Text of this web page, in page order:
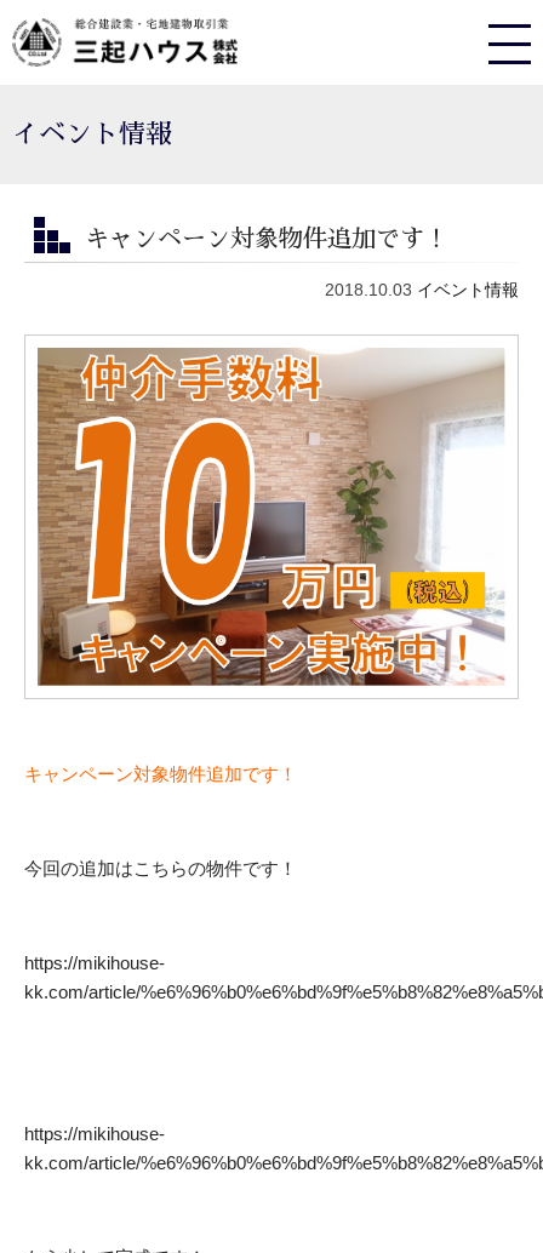
イベント情報
キャンペーン対象物件追加です！
2018.10.03 イベント情報
キャンペーン対象物件追加です！
今回の追加はこちらの物件です！
https://mikihouse-
kk.com/article/
https://mikihouse-
kk.com/article/